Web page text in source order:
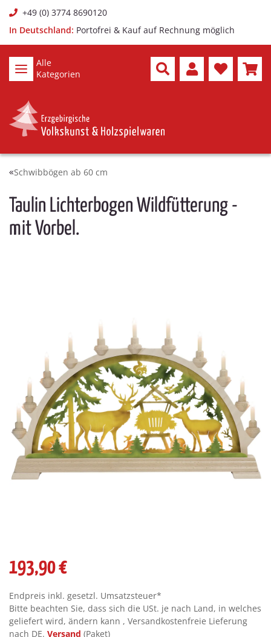
+49 (0) 3774 8690120
In Deutschland: Portofrei & Kauf auf Rechnung möglich
Alle
Kategorien
Schwibbögen ab 60 cm
Taulin Lichterbogen Wildfütterung -
mit Vorbel.
193,90 €
Endpreis inkl. gesetzl. Umsatzsteuer*
Bitte beachten Sie, dass sich die USt. je nach Land, in welches
geliefert wird, ändern kann , Versandkostenfreie Lieferung
nach DE. Versand (Paket)